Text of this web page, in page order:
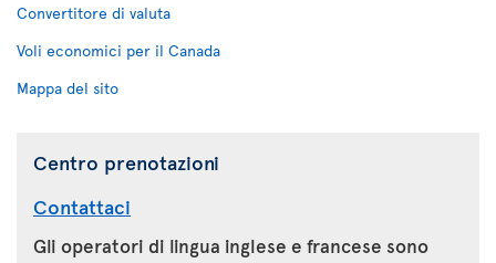
Convertitore di valuta
Voli economici per il Canada
Mappa del sito
Centro prenotazioni
Contattaci
Gli operatori di lingua inglese e francese sono